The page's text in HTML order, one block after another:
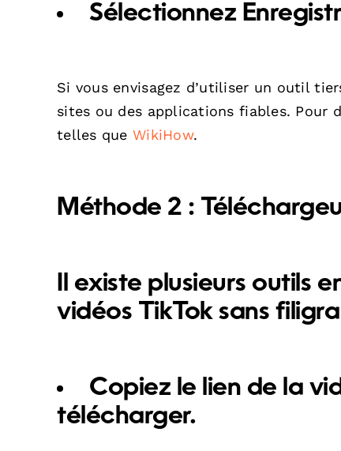
Sélectionnez
Si vous envisagez d’utiliser un outil
sites ou des applications fiables. Pour
telles que WikiHow.
Méthode 2 :
Il existe plusieurs outils
vidéos TikTok sans
Copiez le lien de la
télécharger.